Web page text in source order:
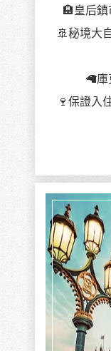
🏨皇后
🚢秘境大
🦙
🍷保證入